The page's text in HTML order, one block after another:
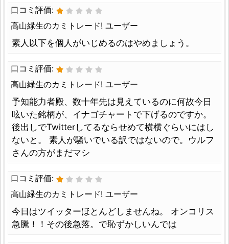
口コミ評価:
高山緑生のカミトレード! ユーザー
素人以下を個人がいじめるのはやめましょう。
口コミ評価:
高山緑生のカミトレード! ユーザー
予知能力者殿、数十年先は見えているのに何故今日
呟いた銘柄が、イナゴチャートで下げるのですか。
後出しでTwitterしてるならせめて横横ぐらいにはし
ないと。 素人が騒いでいる訳ではないので。ウルフ
さんの方がまだマシ
口コミ評価:
高山緑生のカミトレード! ユーザー
今日はツイッターほとんどしませんね。 オンコリス
急騰！！その後急落。で恥ずかしいんでは